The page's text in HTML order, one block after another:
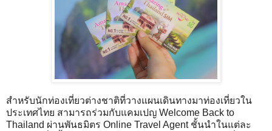
สำหรับนักท่องเที่ยวต่างชาติที่วางแผนเดินทางมาท่องเที่ยวใน
ประเทศไทย สามารถร่วมกับแคมเปญ Welcome Back to
Thailand ผ่านพันธมิตร Online Travel Agent ชั้นนำในแต่ละ